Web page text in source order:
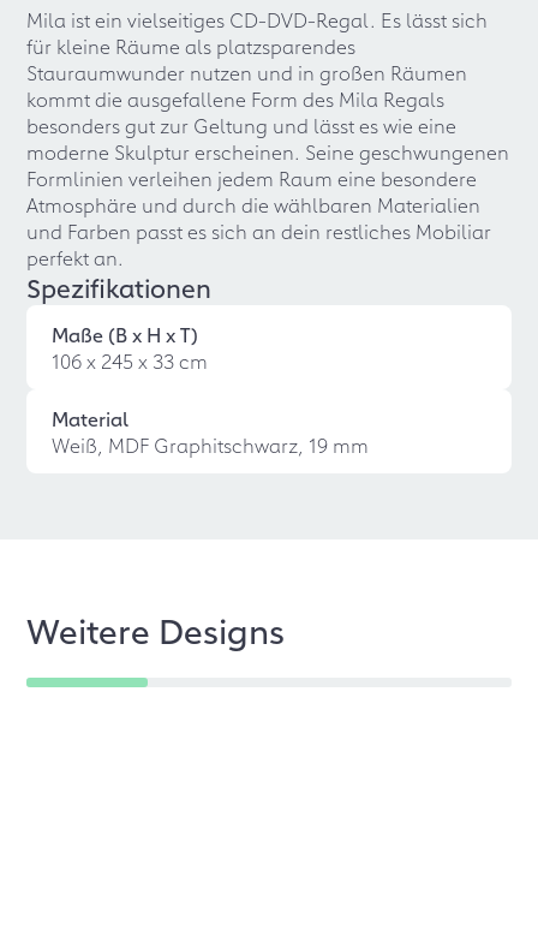
Mila ist ein vielseitiges CD-DVD-Regal. Es lässt sich
für kleine Räume als platzsparendes
Stauraumwunder nutzen und in großen Räumen
kommt die ausgefallene Form des Mila Regals
besonders gut zur Geltung und lässt es wie eine
moderne Skulptur erscheinen. Seine geschwungenen
Formlinien verleihen jedem Raum eine besondere
Atmosphäre und durch die wählbaren Materialien
und Farben passt es sich an dein restliches Mobiliar
perfekt an.
Spezifikationen
Maße (B x H x T)
106 x 245 x 33 cm
Material
Weiß, MDF Graphitschwarz, 19 mm
Weitere Designs